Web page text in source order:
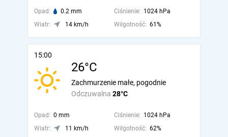
Opad: 0.2 mm Ciśnienie: 1024 hPa
Wiatr:
14 km/h Wilgotność: 61%
15:00
26°C
Odczuwalna 28°C
Zachmurzenie małe, pogodnie
Opad: 0 mm Ciśnienie: 1024 hPa
Wiatr:
11 km/h Wilgotność: 62%